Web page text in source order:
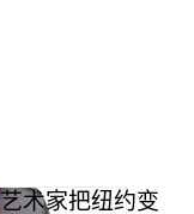
术家把纽约变